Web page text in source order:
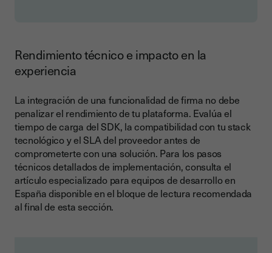
Rendimiento técnico e impacto en la
experiencia
La integración de una funcionalidad de firma no debe
penalizar el rendimiento de tu plataforma. Evalúa el
tiempo de carga del SDK, la compatibilidad con tu stack
tecnológico y el SLA del proveedor antes de
comprometerte con una solución. Para los pasos
técnicos detallados de implementación, consulta el
artículo especializado para equipos de desarrollo en
España disponible en el bloque de lectura recomendada
al final de esta sección.